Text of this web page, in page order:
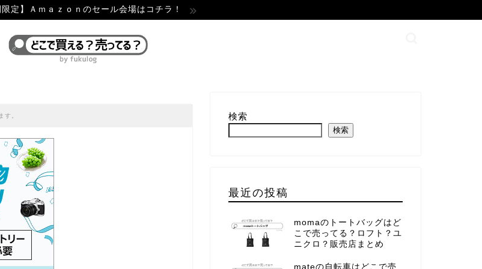
限定】Ａｍａｚｏｎのセール会場はコチラ！
す。 検索
検索
最近の投稿
momaのトートバッグはど
こで売ってる？ロフト？ユ
ニクロ？販売店まとめ
mateの自転車はどこで売